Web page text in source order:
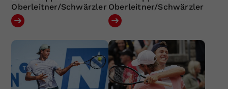
Oberleitner/Schwärzler Oberleitner/Schwärzler